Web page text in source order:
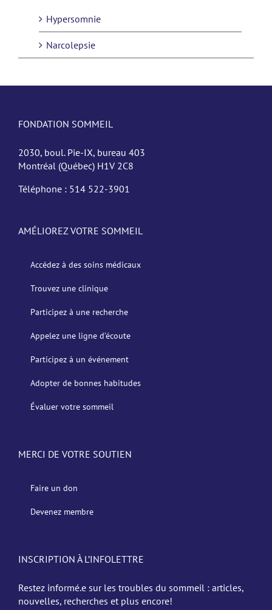
Hypersomnie
Narcolepsie
FONDATION SOMMEIL
2030, boul. Pie-IX, bureau 403
Montréal (Québec) H1V 2C8
Téléphone : 514 522-3901
AMÉLIOREZ VOTRE SOMMEIL
Accédez à des soins médicaux
Trouvez une clinique
Participez à une recherche
Appelez une ligne d’écoute
Participez à un événement
Adopter de bonnes habitudes
Évaluer votre sommeil
MERCI DE VOTRE SOUTIEN
Faire un don
Devenez membre
INSCRIPTION À L’INFOLETTRE
Restez informé.e sur les troubles du sommeil : articles,
nouvelles, recherches et plus encore!